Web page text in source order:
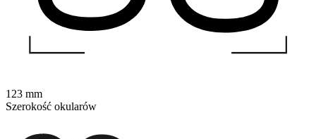
123 mm
Szerokość okularów